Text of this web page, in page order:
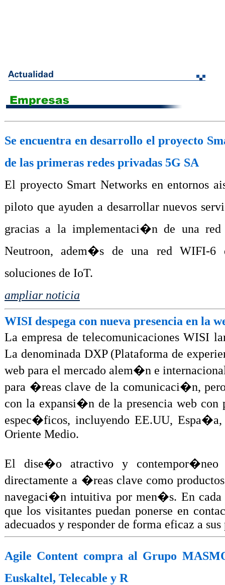
Se encuentra en desarrollo el proyecto
de las primeras redes privadas 5G SA
El proyecto Smart Networks en entornos
piloto que ayuden a desarrollar nuevos
gracias a la implementaci�n de una
Neutroon, adem�s de una red WIFI-6
soluciones de IoT.
ampliar noticia
WISI despega con nueva presencia en la
La empresa de telecomunicaciones WISI
La denominada DXP (Plataforma de
web para el mercado alem�n e
para �reas clave de la comunicaci�n,
con la expansi�n de la presencia web
espec�ficos, incluyendo EE.UU,
Oriente Medio.
El dise�o atractivo y
directamente a �reas clave como
navegaci�n intuitiva por men�s. En cada
que los visitantes puedan ponerse en
adecuados y responder de forma eficaz a sus
Agile Content compra al Grupo
Euskaltel, Telecable y R